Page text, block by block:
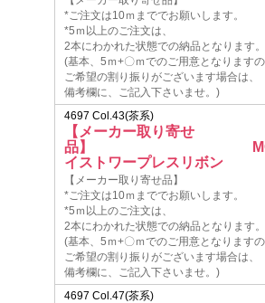
*ご注文は10ｍまででお願いします。
*5ｍ以上のご注文は、
2本にわかれた状態での納品となります。
(基本、5ｍ+〇ｍでのご用意となります
ご希望の割り振りがございます場合は、
備考欄に、ご記入下さいませ。)
4697 Col.43(茶系)
【メーカー取り寄せ
品】
イストワープレスリボン
【メーカー取り寄せ品】
*ご注文は10ｍまででお願いします。
*5ｍ以上のご注文は、
2本にわかれた状態での納品となります。
(基本、5ｍ+〇ｍでのご用意となります
ご希望の割り振りがございます場合は、
備考欄に、ご記入下さいませ。)
4697 Col.47(茶系)